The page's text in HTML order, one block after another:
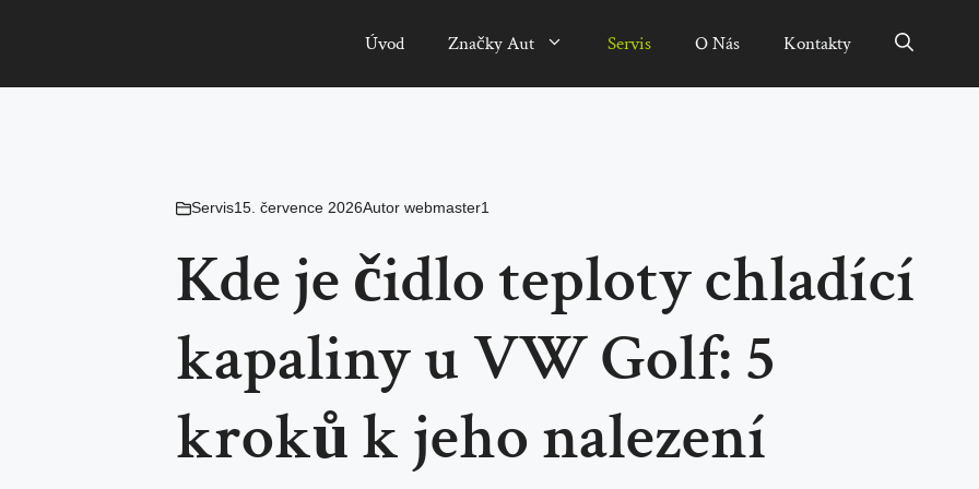
Úvod Značky Aut Servis O Nás Kontakty
Servis15. července 2026Autor webmaster1
Kde je čidlo teploty chladící
kapaliny u VW Golf: 5
kroků k jeho nalezení